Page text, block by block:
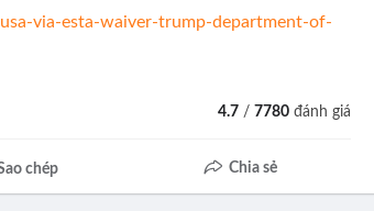
via-esta-waiver-trump-department-of-
4.7 /7780 đánh giá
chép Chia sẻ